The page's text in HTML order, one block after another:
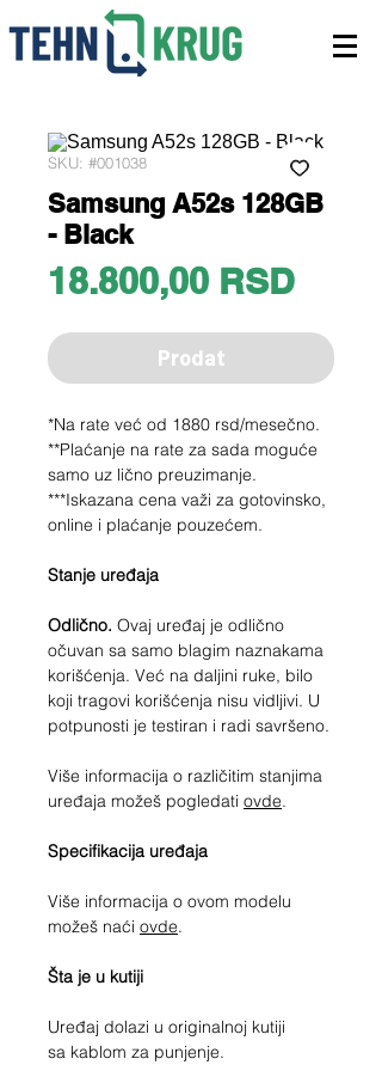
SKU: #001038
Samsung A52s 128GB
- Black
18.800,00 RSDPrice
Prodat
*Na rate već od 1880 rsd/mesečno.
**Plaćanje na rate za sada moguće
samo uz lično preuzimanje.
***Iskazana cena važi za gotovinsko,
online i plaćanje pouzećem.
Stanje uređaja
Odlično. Ovaj uređaj je odlično
očuvan sa samo blagim naznakama
korišćenja. Već na daljini ruke, bilo
koji tragovi korišćenja nisu vidljivi. U
potpunosti je testiran i radi savršeno.
Više informacija o različitim stanjima
uređaja možeš pogledati ovde.
Specifikacija uređaja
Više informacija o ovom modelu
možeš naći ovde.
Šta je u kutiji
Uređaj dolazi u originalnoj kutiji
sa kablom za punjenje.